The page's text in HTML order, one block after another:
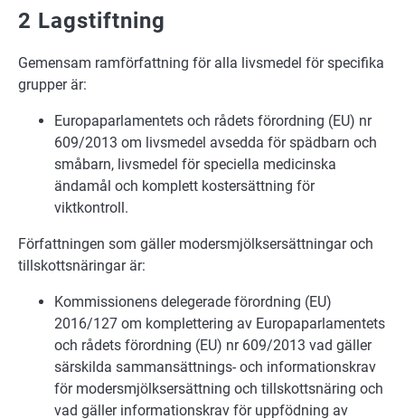
2 Lagstiftning
Gemensam ramförfattning för alla livsmedel för specifika
grupper är:
Europaparlamentets och rådets förordning (EU) nr
609/2013 om livsmedel avsedda för spädbarn och
småbarn, livsmedel för speciella medicinska
ändamål och komplett kostersättning för
viktkontroll.
Författningen som gäller modersmjölksersättningar och
tillskottsnäringar är:
Kommissionens delegerade förordning (EU)
2016/127 om komplettering av Europaparlamentets
och rådets förordning (EU) nr 609/2013 vad gäller
särskilda sammansättnings- och informationskrav
för modersmjölksersättning och tillskottsnäring och
vad gäller informationskrav för uppfödning av